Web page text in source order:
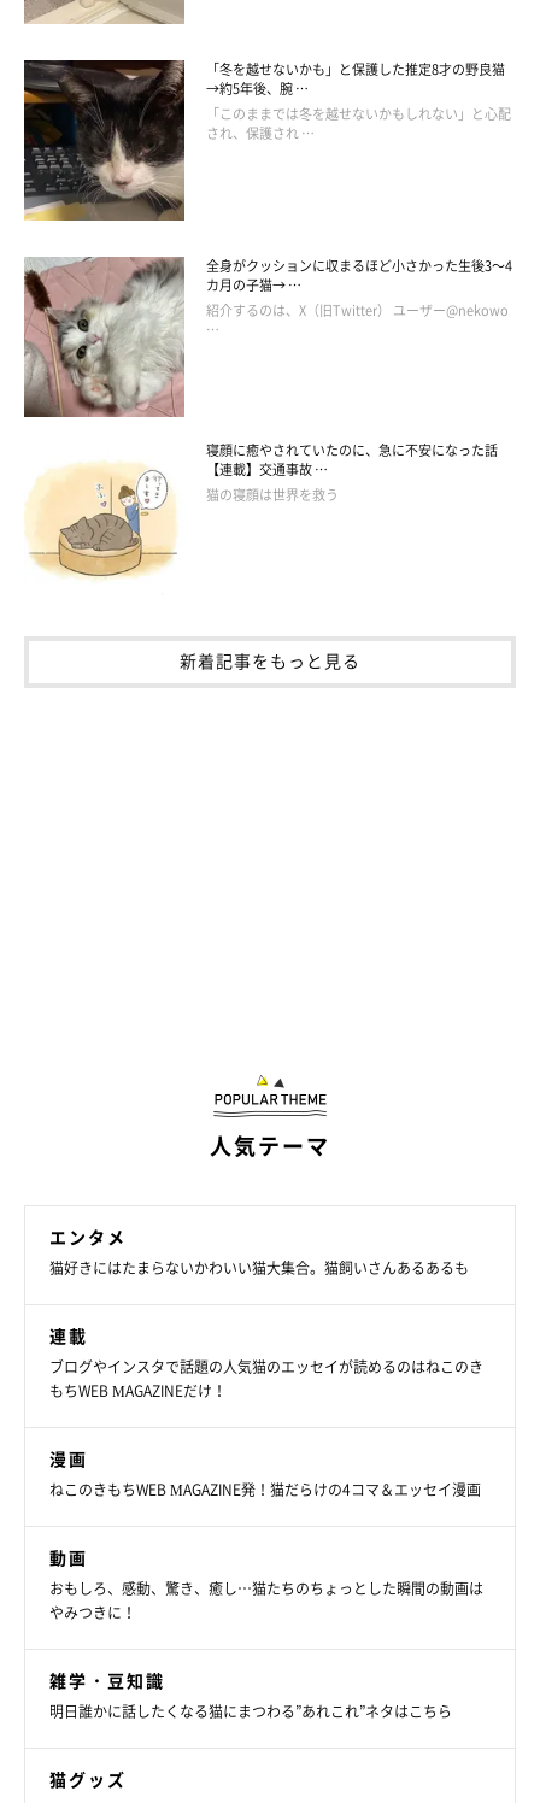
「冬を越せないかも」と保護した推定8才の野良猫
→約5年後、腕 …
「このままでは冬を越せないかもしれない」と心配
され、保護され …
全身がクッションに収まるほど小さかった生後3～4
カ月の子猫→ …
紹介するのは、X（旧Twitter） ユーザー@nekowo
…
寝顔に癒やされていたのに、急に不安になった話
【連載】交通事故 …
猫の寝顔は世界を救う
新着記事をもっと見る
人気テーマ
エンタメ
猫好きにはたまらないかわいい猫大集合。猫飼いさんあるあるも
連載
ブログやインスタで話題の人気猫のエッセイが読めるのはねこのき
もちWEB MAGAZINEだけ！
漫画
ねこのきもちWEB MAGAZINE発！猫だらけの4コマ＆エッセイ漫画
動画
おもしろ、感動、驚き、癒し…猫たちのちょっとした瞬間の動画は
やみつきに！
雑学・豆知識
明日誰かに話したくなる猫にまつわる”あれこれ”ネタはこちら
猫グッズ